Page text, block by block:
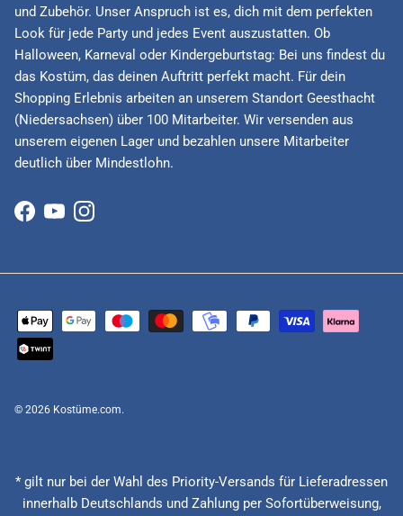
und Zubehör. Unser Anspruch ist es, dich mit dem perfekten
Look für jede Party und jedes Event auszustatten. Ob
Halloween, Karneval oder Kindergeburtstag: Bei uns findest du
das Kostüm, das deinen Auftritt perfekt macht. Für dein
Shopping Erlebnis arbeiten an unserem Standort Geesthacht
(Niedersachsen) über 100 Mitarbeiter. Wir versenden aus
unserem eigenen Lager und bezahlen unsere Mitarbeiter
deutlich über Mindestlohn.
Facebook
YouTubeInstagram
© 2026 Kostüme.com.
* gilt nur bei der Wahl des Priority-Versands für Lieferadressen
innerhalb Deutschlands und Zahlung per Sofortüberweisung,